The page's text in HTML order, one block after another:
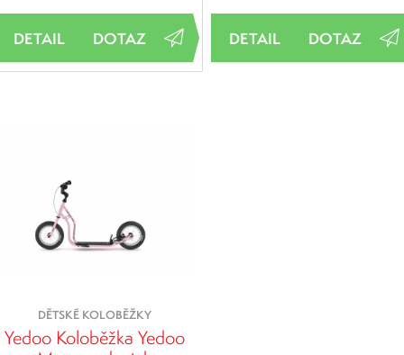
DOTAZ DOTAZ
DĚTSKÉ KOLOBĚŽKY
Yedoo Koloběžka Yedoo